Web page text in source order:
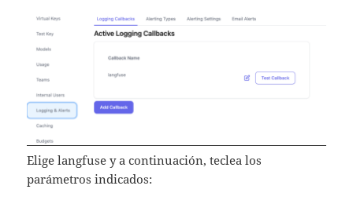
Elige langfuse y a continuación, teclea los
parámetros indicados: